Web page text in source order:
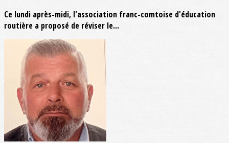
Ce lundi après-midi, l'association franc-comtoise d'éducation
routière a proposé de réviser le...